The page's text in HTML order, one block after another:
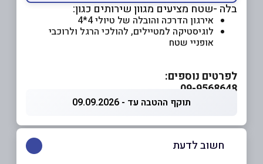
בלה -שטח מציעים מגוון שירותים כגון:
אירגון הדרכה והובלה של טיולי 4*4
לוגיסטיקה למטיילים, להולכי הרגל ולרוכבי
אופניי שטח
לפרטים נוספים:
09-9568648
תוקף ההטבה עד - 09.09.2026
חשוב לדעת